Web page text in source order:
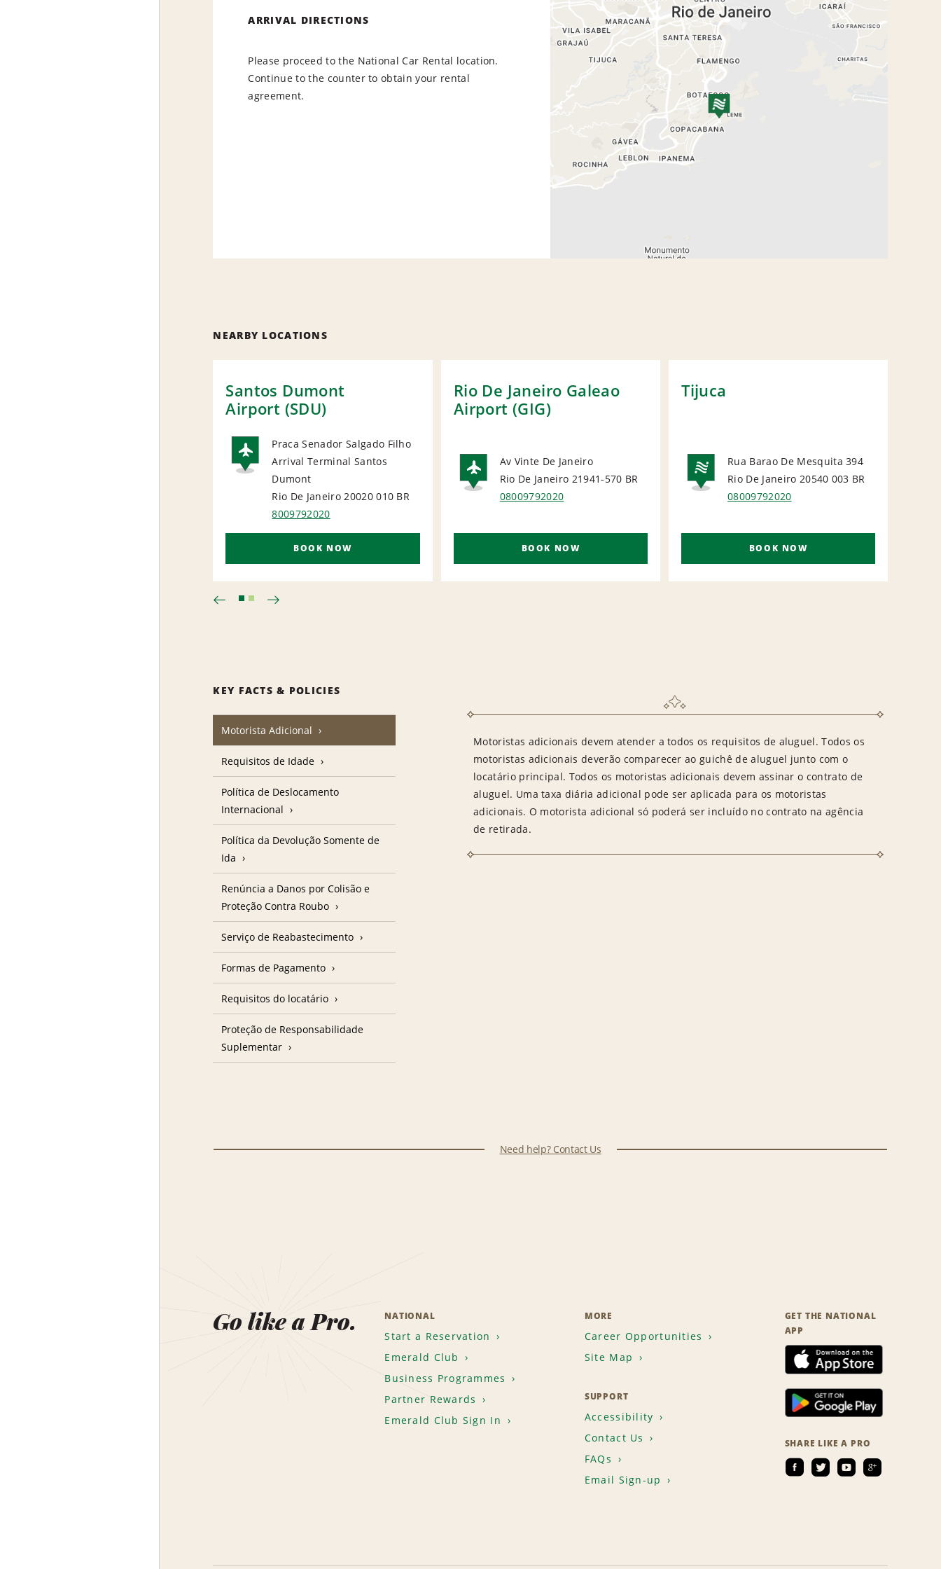
ARRIVAL DIRECTIONS
Please proceed to the National Car Rental location.
Continue to the counter to obtain your rental
agreement.
NEARBY LOCATIONS
Santos Dumont
Airport (SDU)
AIRPORT
Praca Senador Salgado Filho
Arrival Terminal Santos
Dumont
Rio De Janeiro 20020 010 BR
8009792020
BOOK NOW
Rio De Janeiro Galeao
Airport (GIG)
AIRPORT
Av Vinte De Janeiro
Rio De Janeiro 21941-570 BR
08009792020
BOOK NOW
Tijuca
NATIONAL
Rua Barao De Mesquita 394
Rio De Janeiro 20540 003 BR
08009792020
BOOK NOW
KEY FACTS & POLICIES
Motorista Adicional
Motoristas adicionais devem atender a todos os requisitos de aluguel. Todos os
motoristas adicionais deverão comparecer ao guichê de aluguel junto com o
locatário principal. Todos os motoristas adicionais devem assinar o contrato de
aluguel. Uma taxa diária adicional pode ser aplicada para os motoristas
adicionais. O motorista adicional só poderá ser incluído no contrato na agência
de retirada.
Requisitos de Idade
Política de Deslocamento
Internacional
Política da Devolução Somente de
Ida
Renúncia a Danos por Colisão e
Proteção Contra Roubo
Serviço de Reabastecimento
Formas de Pagamento
Requisitos do locatário
Proteção de Responsabilidade
Suplementar
Need help? Contact Us
Go like a Pro. NATIONAL
Start a Reservation
Emerald Club
Business Programmes
Partner Rewards
Emerald Club Sign In
MORE
Career Opportunities
Site Map
SUPPORT
Accessibility
Contact Us
FAQs
Email Sign-up
GET THE NATIONAL
APP
SHARE LIKE A PRO